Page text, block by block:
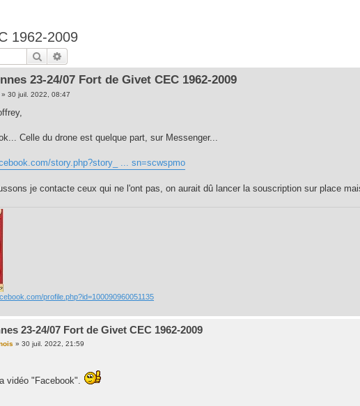
1962-2009
Rechercher
23-24/07 Fort de Givet CEC 1962-2009
30 juil. 2022, 08:47
Celle du drone est quelque part, sur Messenger...
story.php?story_ ... sn=scwspmo
je contacte ceux qui ne l'ont pas, on aurait dû lancer la souscription sur place
profile.php?id=100090960051135
23-24/07 Fort de Givet CEC 1962-2009
» 30 juil. 2022, 21:59
vidéo "Facebook".